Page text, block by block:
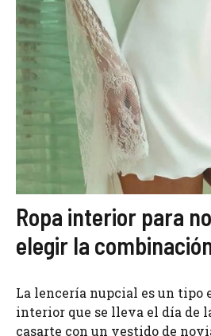
Ropa interior para
elegir la
La lencería nupcial es un tipo
interior que se lleva el día de
casarte con un vestido de